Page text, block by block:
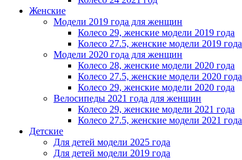
Женскиe
Модели 2019 года для женщин
Колесо 29, женские модели 2019 года
Колесо 27.5, женские модели 2019 года
Модели 2020 года для женщин
Колесо 28, женские модели 2020 года
Колесо 27.5, женские модели 2020 года
Колесо 29, женские модели 2020 года
Велосипеды 2021 года для женщин
Колесо 29, женские модели 2021 года
Колесо 27.5, женские модели 2021 года
Детские
Для детей модели 2025 года
Для детей модели 2019 года